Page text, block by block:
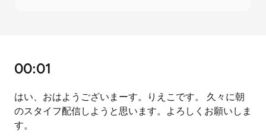
00:01
はい、おはようございまーす。りえこです。 久々に朝
のスタイフ配信しようと思います。よろしくお願いしま
す。